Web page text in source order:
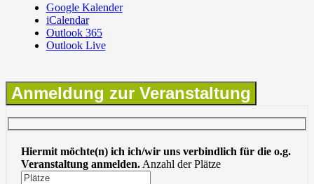
Google Kalender
iCalendar
Outlook 365
Outlook Live
Anmeldung zur Veranstaltung
Hiermit möchte(n) ich ich/wir uns verbindlich für die o.g.
Veranstaltung anmelden.Anzahl der Plätze